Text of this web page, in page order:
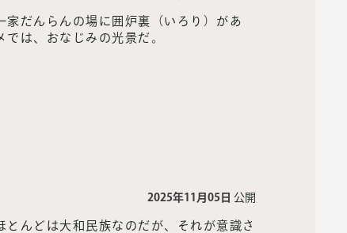
だんらんの場に囲炉裏（いろり）があ
は、おなじみの光景だ。
2025年11月05日 公開
んどは大和民族なのだが、それが意識さ